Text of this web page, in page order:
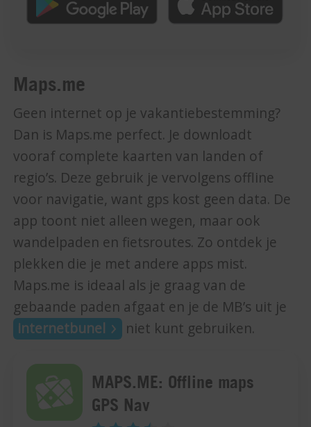
Maps.me
Geen internet op je vakantiebestemming?
Dan is Maps.me perfect. Je downloadt
vooraf complete kaarten van landen of
regio’s. Deze gebruik je vervolgens offline
voor navigatie, want gps kost geen data. De
app toont niet alleen wegen, maar ook
wandelpaden en fietsroutes. Zo ontdek je
plekken die je met andere apps mist.
Maps.me is ideaal als je graag van de
gebaande paden afgaat en je de MB’s uit je
internetbunel
niet kunt gebruiken.
MAPS.ME: Offline maps
GPS Nav